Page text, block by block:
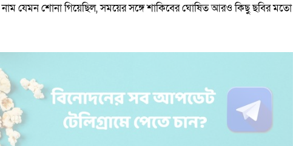
নাম যেমন শোনা গিয়েছিল, সময়ের সঙ্গে শাকিবের ঘোষিত আরও কিছু ছবির মতো